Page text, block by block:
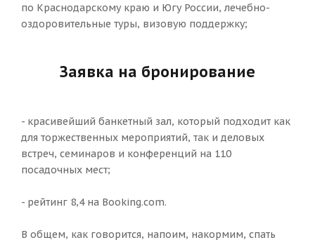
по Краснодарскому краю и Югу России, лечебно-
оздоровительные туры, визовую поддержку;
Заявка на бронирование
- красивейший банкетный зал, который подходит как
для торжественных мероприятий, так и деловых
встреч, семинаров и конференций на 110
посадочных мест;
- рейтинг 8,4 на Booking.com.
В общем, как говорится, напоим, накормим, спать